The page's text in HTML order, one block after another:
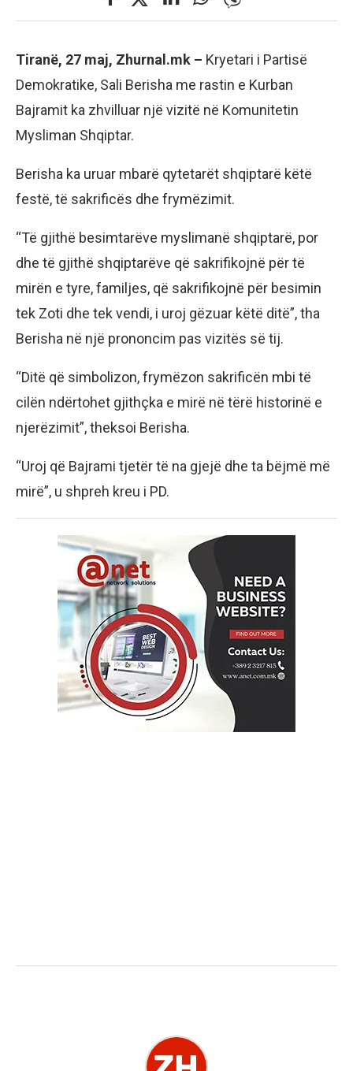
Tiranë, 27 maj, Zhurnal.mk – Kryetari i Partisë
Demokratike, Sali Berisha me rastin e Kurban
Bajramit ka zhvilluar një vizitë në Komunitetin
Mysliman Shqiptar.
Berisha ka uruar mbarë qytetarët shqiptarë këtë
festë, të sakrificës dhe frymëzimit.
“Të gjithë besimtarëve myslimanë shqiptarë, por
dhe të gjithë shqiptarëve që sakrifikojnë për të
mirën e tyre, familjes, që sakrifikojnë për besimin
tek Zoti dhe tek vendi, i uroj gëzuar këtë ditë”, tha
Berisha në një prononcim pas vizitës së tij.
“Ditë që simbolizon, frymëzon sakrificën mbi të
cilën ndërtohet gjithçka e mirë në tërë historinë e
njerëzimit”, theksoi Berisha.
“Uroj që Bajrami tjetër të na gjejë dhe ta bëjmë më
mirë”, u shpreh kreu i PD.